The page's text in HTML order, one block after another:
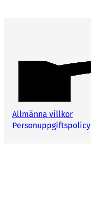
Allmänna villkor
Personuppgiftspolicy